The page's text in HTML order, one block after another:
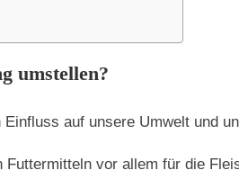
umstellen?
auf unsere Umwelt und
Futtermitteln vor allem für die